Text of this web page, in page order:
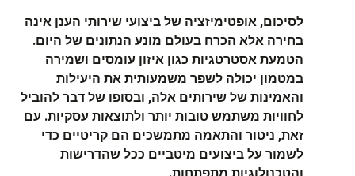
לסיכום, אופטימיזציה של ביצועי שירותי הענן אינה
בחירה אלא הכרח בעולם מונע הנתונים של היום.
הטמעת אסטרטגיות כגון איזון עומסים ושמירה
במטמון יכולה לשפר משמעותית את היעילות
והאמינות של שירותים אלה, ובסופו של דבר להוביל
לחוויות משתמש טובות יותר ולתוצאות עסקיות. עם
זאת, ניטור והתאמה מתמשכים הם קריטיים כדי
לשמור על ביצועים מיטביים ככל שהדרישות